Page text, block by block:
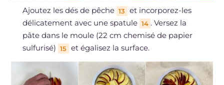
Ajoutez les dés de pêche 13
et incorporez-les
délicatement avec une spatule 14 . Versez la
pâte dans le moule (22 cm chemisé de papier
sulfurisé) 15 et égalisez la surface.